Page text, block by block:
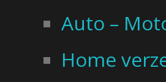
Auto –
Home